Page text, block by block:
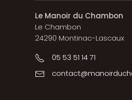
Le Manoir du Chambon
Le Chambon
24290 Montinac-Lascaux
05 53 51 14 71